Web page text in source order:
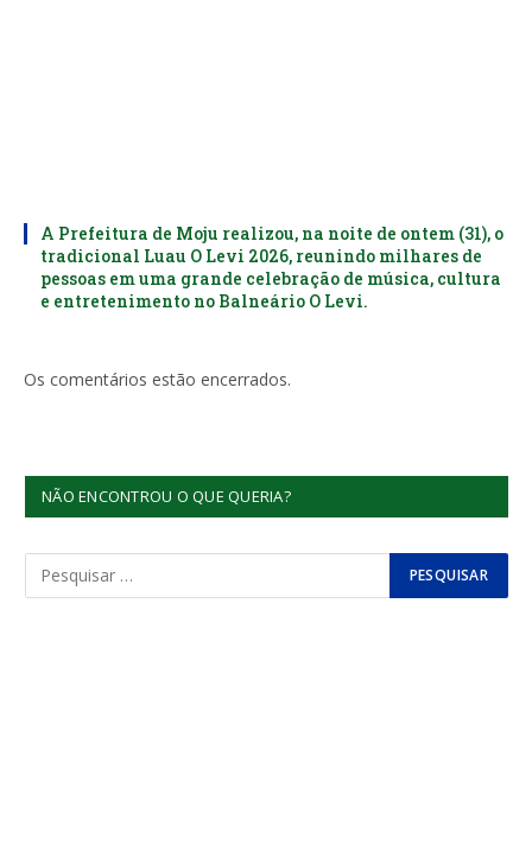
A Prefeitura de Moju realizou, na noite de ontem (31), o
tradicional Luau O Levi 2026, reunindo milhares de
pessoas em uma grande celebração de música, cultura
e entretenimento no Balneário O Levi.
Os comentários estão encerrados.
NÃO ENCONTROU O QUE QUERIA?